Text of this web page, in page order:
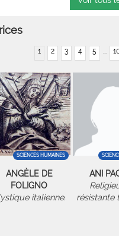
1 2 3 4 5 ...
SCIENCES HUMAINES
ANGÈLE DE
FOLIGNO
italienne.
ANI
résistante